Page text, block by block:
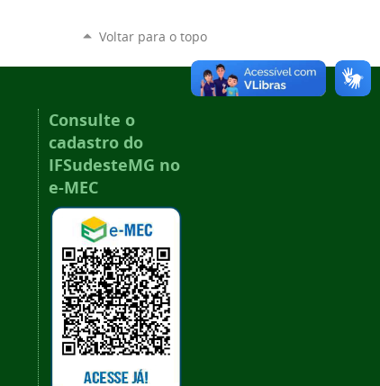
Voltar para o topo
Consulte o
cadastro do
IFSudesteMG no
e-MEC